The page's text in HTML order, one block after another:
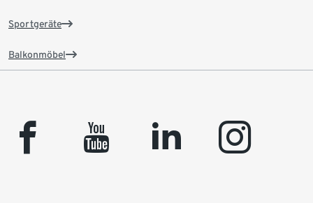
Sportgeräte
Balkonmöbel
facebook youtube linkedin instagram